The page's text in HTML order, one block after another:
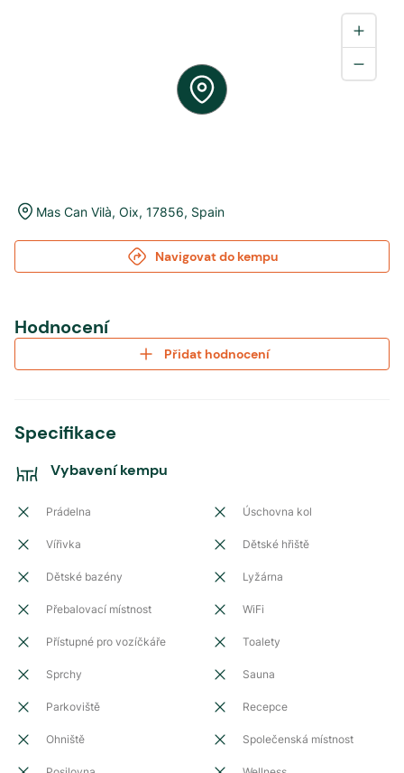
Mas Can Vilà, Oix, 17856, Spain
Navigovat do kempu
Hodnocení
Přidat hodnocení
Specifikace
Vybavení kempu
Prádelna Úschovna kol
Vířivka Dětské hřiště
Dětské bazény Lyžárna
Přebalovací místnost WiFi
Přístupné pro vozíčkáře Toalety
Sprchy Sauna
Parkoviště Recepce
Ohniště Společenská místnost